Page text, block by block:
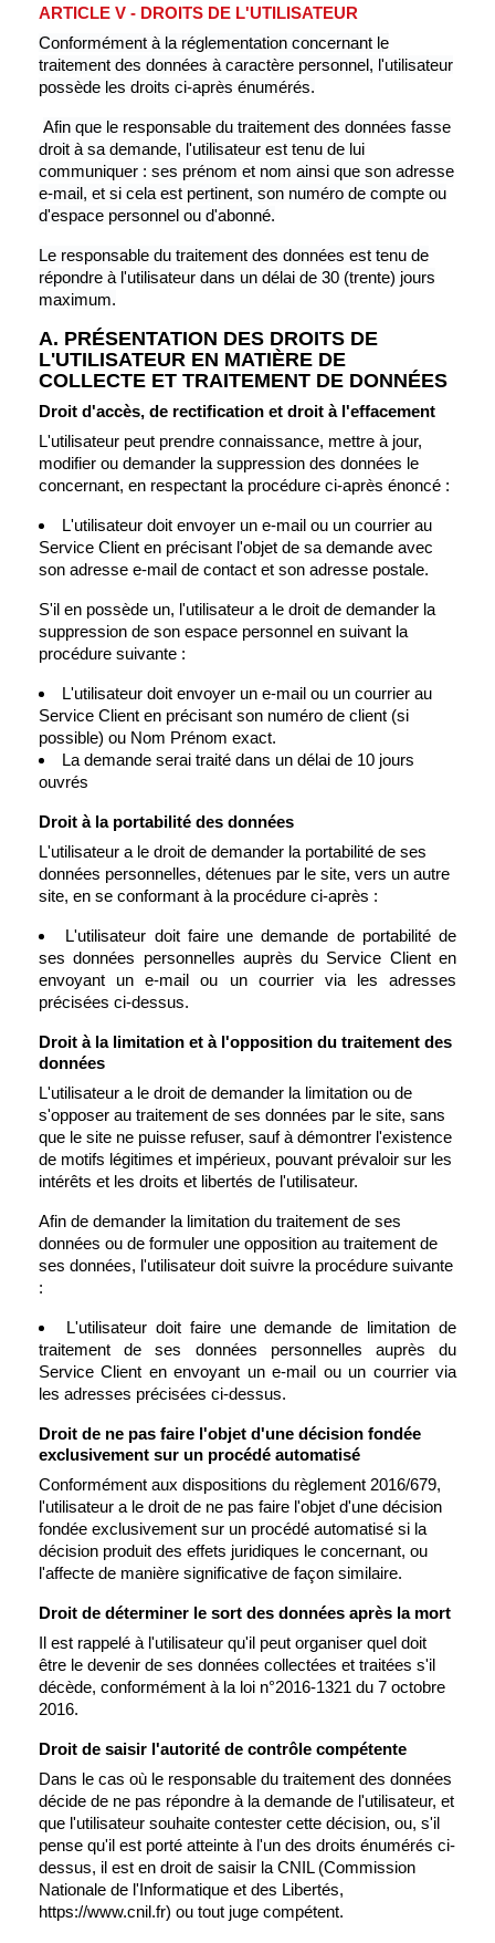
ARTICLE V - DROITS DE L'UTILISATEUR
Conformément à la réglementation concernant le
traitement des données à caractère personnel, l'utilisateur
possède les droits ci-après énumérés.
Afin que le responsable du traitement des données fasse
droit à sa demande, l'utilisateur est tenu de lui
communiquer : ses prénom et nom ainsi que son adresse
e-mail, et si cela est pertinent, son numéro de compte ou
d'espace personnel ou d'abonné.
Le responsable du traitement des données est tenu de
répondre à l'utilisateur dans un délai de 30 (trente) jours
maximum.
A. PRÉSENTATION DES DROITS DE
L'UTILISATEUR EN MATIÈRE DE
COLLECTE ET TRAITEMENT DE DONNÉES
Droit d'accès, de rectification et droit à l'effacement
L'utilisateur peut prendre connaissance, mettre à jour,
modifier ou demander la suppression des données le
concernant, en respectant la procédure ci-après énoncé :
L'utilisateur doit envoyer un e-mail ou un courrier au
Service Client en précisant l'objet de sa demande avec
son adresse e-mail de contact et son adresse postale.
S'il en possède un, l'utilisateur a le droit de demander la
suppression de son espace personnel en suivant la
procédure suivante :
L'utilisateur doit envoyer un e-mail ou un courrier au
Service Client en précisant son numéro de client (si
possible) ou Nom Prénom exact.
La demande serai traité dans un délai de 10 jours
ouvrés
Droit à la portabilité des données
L'utilisateur a le droit de demander la portabilité de ses
données personnelles, détenues par le site, vers un autre
site, en se conformant à la procédure ci-après :
L'utilisateur doit faire une demande de portabilité de
ses données personnelles auprès du Service Client en
envoyant un e-mail ou un courrier via les adresses
précisées ci-dessus.
Droit à la limitation et à l'opposition du traitement des
données
L'utilisateur a le droit de demander la limitation ou de
s'opposer au traitement de ses données par le site, sans
que le site ne puisse refuser, sauf à démontrer l'existence
de motifs légitimes et impérieux, pouvant prévaloir sur les
intérêts et les droits et libertés de l'utilisateur.
Afin de demander la limitation du traitement de ses
données ou de formuler une opposition au traitement de
ses données, l'utilisateur doit suivre la procédure suivante
:
L'utilisateur doit faire une demande de limitation de
traitement de ses données personnelles auprès du
Service Client en envoyant un e-mail ou un courrier via
les adresses précisées ci-dessus.
Droit de ne pas faire l'objet d'une décision fondée
exclusivement sur un procédé automatisé
Conformément aux dispositions du règlement 2016/679,
l'utilisateur a le droit de ne pas faire l'objet d'une décision
fondée exclusivement sur un procédé automatisé si la
décision produit des effets juridiques le concernant, ou
l'affecte de manière significative de façon similaire.
Droit de déterminer le sort des données après la mort
Il est rappelé à l'utilisateur qu'il peut organiser quel doit
être le devenir de ses données collectées et traitées s'il
décède, conformément à la loi n°2016-1321 du 7 octobre
2016.
Droit de saisir l'autorité de contrôle compétente
Dans le cas où le responsable du traitement des données
décide de ne pas répondre à la demande de l'utilisateur, et
que l'utilisateur souhaite contester cette décision, ou, s'il
pense qu'il est porté atteinte à l'un des droits énumérés ci-
dessus, il est en droit de saisir la CNIL (Commission
Nationale de l'Informatique et des Libertés,
https://www.cnil.fr) ou tout juge compétent.